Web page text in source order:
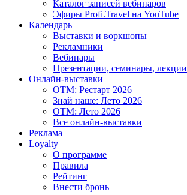
Каталог записей вебинаров
Эфиры Profi.Travel на YouTube
Календарь
Выставки и воркшопы
Рекламники
Вебинары
Презентации, семинары, лекции
Онлайн-выставки
OTM: Рестарт 2026
Знай наше: Лето 2026
OTM: Лето 2026
Все онлайн-выставки
Реклама
Loyalty
О программе
Правила
Рейтинг
Внести бронь